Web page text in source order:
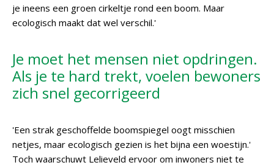
je ineens een groen cirkeltje rond een boom. Maar
ecologisch maakt dat wel verschil.'
Je moet het mensen niet opdringen.
Als je te hard trekt, voelen bewoners
zich snel gecorrigeerd
'Een strak geschoffelde boomspiegel oogt misschien
netjes, maar ecologisch gezien is het bijna een woestijn.'
Toch waarschuwt Lelieveld ervoor om inwoners niet te